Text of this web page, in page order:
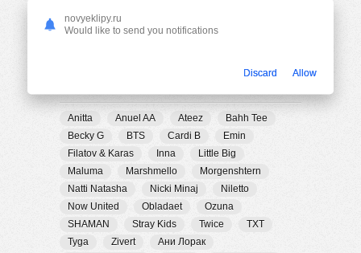
Anitta Anuel AA Ateez
Bahh Tee
Becky G
BTS Cardi B
Emin
Filatov & Karas
Inna
Little Big
Maluma
Marshmello
Morgenshtern
Natti Natasha
Nicki Minaj
Niletto
Now United
Obladaet
Ozuna
SHAMAN
Stray Kids Twice
TXT
Tyga
Zivert
Ани Лорак
novyeklipy.ru
Would like to send you notifications
Discard Allow